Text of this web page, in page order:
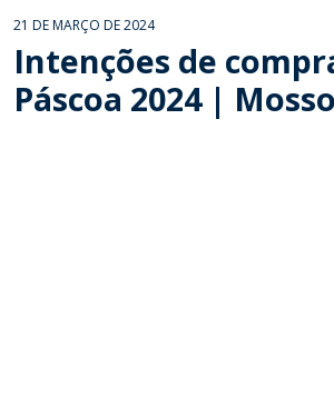
21 DE MARÇO DE 2024
Intenções de
Páscoa 2024 |